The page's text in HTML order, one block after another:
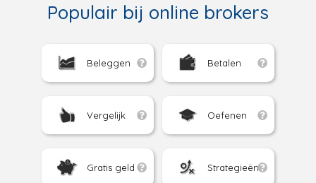
Populair bij online brokers
Beleggen Betalen
Vergelijk Oefenen
Gratis geld Strategieën